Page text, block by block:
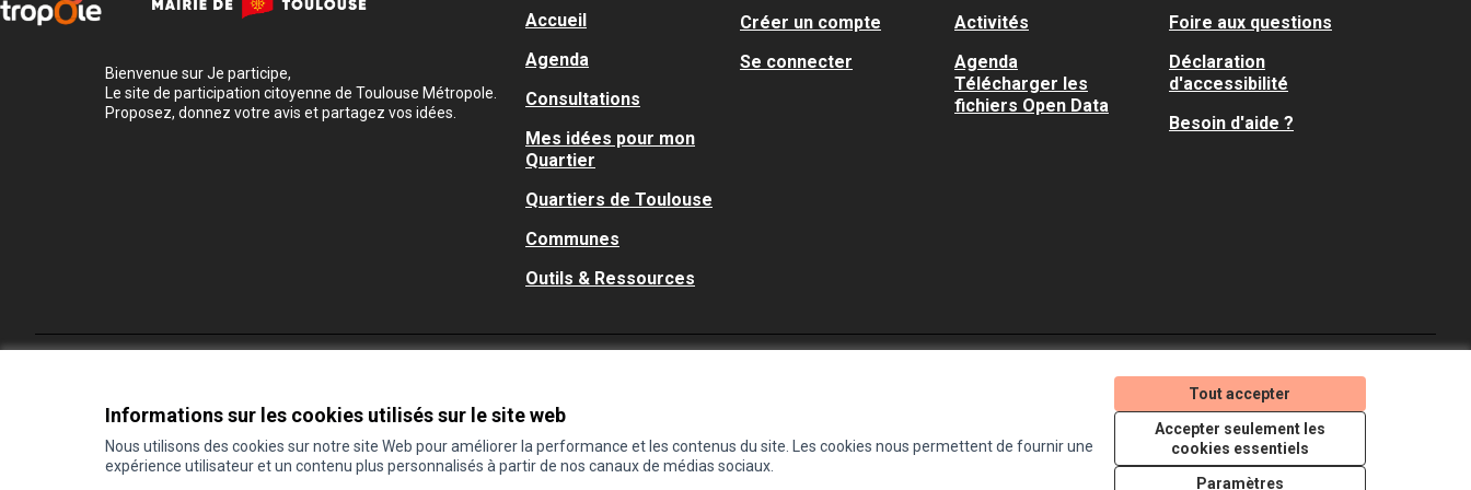
Informations sur les cookies utilisés sur le site web
Nous utilisons des cookies sur notre site Web pour améliorer la performance et les contenus du site. Les cookies nous permettent de fournir une
expérience utilisateur et un contenu plus personnalisés à partir de nos canaux de médias sociaux.
Tout accepter
Accepter seulement les
cookies essentiels
Paramètres
Bienvenue sur Je participe,
Le site de participation citoyenne de Toulouse Métropole.
Proposez, donnez votre avis et partagez vos idées.
Accueil
Agenda
Consultations
Mes idées pour mon
Quartier
Quartiers de Toulouse
Communes
Outils & Ressources
Créer un compte
Se connecter
Activités
Agenda
Télécharger les
fichiers Open Data
Foire aux questions
Déclaration
d'accessibilité
Besoin d'aide ?
(Lien externe)
(Lien externe)
(Lien externe)
Licence Creative
(Lien externe)